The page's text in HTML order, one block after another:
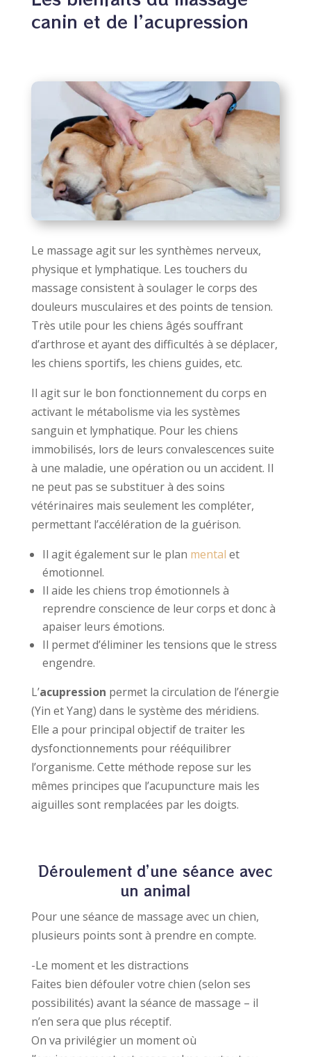
canin et de l’acupression
Le massage agit sur les synthèmes nerveux,
physique et lymphatique. Les touchers du
massage consistent à soulager le corps des
douleurs musculaires et des points de tension.
Très utile pour les chiens âgés souffrant
d’arthrose et ayant des difficultés à se déplacer,
les chiens sportifs, les chiens guides, etc.
​Il agit sur le bon fonctionnement du corps en
activant le métabolisme via les systèmes
sanguin et lymphatique. Pour les chiens
immobilisés, lors de leurs convalescences suite
à une maladie, une opération ou un accident. Il
ne peut pas se substituer à des soins
vétérinaires mais seulement les compléter,
permettant l’accélération de la guérison.
Il agit également sur le plan mental et
émotionnel.
Il aide les chiens trop émotionnels à
reprendre conscience de leur corps et donc à
apaiser leurs émotions.
Il permet d’éliminer les tensions que le stress
engendre.
L’acupression permet la circulation de l’énergie
(Yin et Yang) dans le système des méridiens.
Elle a pour principal objectif de traiter les
dysfonctionnements pour rééquilibrer
l’organisme. ​Cette méthode repose sur les
mêmes principes que l’acupuncture mais les
aiguilles sont remplacées par les doigts.
Déroulement d’une séance avec
un animal
Pour une séance de massage avec un chien,
plusieurs points sont à prendre en compte.
​-Le moment et les distractions
Faites bien défouler votre chien (selon ses
possibilités) avant la séance de massage – il
n’en sera que plus réceptif.
On va privilégier un moment où